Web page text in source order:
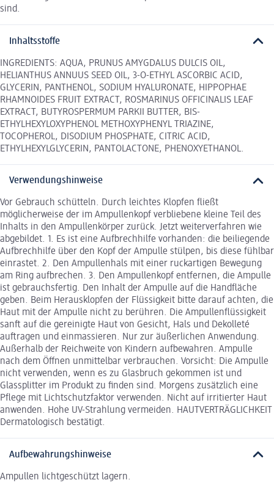
sind.
Inhaltsstoffe
INGREDIENTS: AQUA, PRUNUS AMYGDALUS DULCIS OIL,
HELIANTHUS ANNUUS SEED OIL, 3-O-ETHYL ASCORBIC ACID,
GLYCERIN, PANTHENOL, SODIUM HYALURONATE, HIPPOPHAE
RHAMNOIDES FRUIT EXTRACT, ROSMARINUS OFFICINALIS LEAF
EXTRACT, BUTYROSPERMUM PARKII BUTTER, BIS-
ETHYLHEXYLOXYPHENOL METHOXYPHENYL TRIAZINE,
TOCOPHEROL, DISODIUM PHOSPHATE, CITRIC ACID,
ETHYLHEXYLGLYCERIN, PANTOLACTONE, PHENOXYETHANOL.
Verwendungshinweise
Vor Gebrauch schütteln. Durch leichtes Klopfen fließt
möglicherweise der im Ampullenkopf verbliebene kleine Teil des
Inhalts in den Ampullenkörper zurück. Jetzt weiterverfahren wie
abgebildet. 1. Es ist eine Aufbrechhilfe vorhanden: die beiliegende
Aufbrechhilfe über den Kopf der Ampulle stülpen, bis diese fühlbar
einrastet. 2. Den Ampullenhals mit einer ruckartigen Bewegung
am Ring aufbrechen. 3. Den Ampullenkopf entfernen, die Ampulle
ist gebrauchsfertig. Den Inhalt der Ampulle auf die Handfläche
geben. Beim Herausklopfen der Flüssigkeit bitte darauf achten, die
Haut mit der Ampulle nicht zu berühren. Die Ampullenflüssigkeit
sanft auf die gereinigte Haut von Gesicht, Hals und Dekolleté
auftragen und einmassieren. Nur zur äußerlichen Anwendung.
Außerhalb der Reichweite von Kindern aufbewahren. Ampulle
nach dem Öffnen unmittelbar verbrauchen. Vorsicht: Die Ampulle
nicht verwenden, wenn es zu Glasbruch gekommen ist und
Glassplitter im Produkt zu finden sind. Morgens zusätzlich eine
Pflege mit Lichtschutzfaktor verwenden. Nicht auf irritierter Haut
anwenden. Hohe UV-Strahlung vermeiden. HAUTVERTRÄGLICHKEIT
Dermatologisch bestätigt.
Aufbewahrungshinweise
Ampullen lichtgeschützt lagern.